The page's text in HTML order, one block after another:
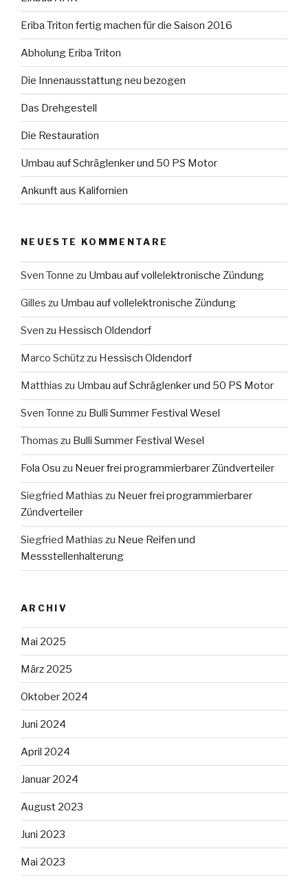
Eriba Triton fertig machen für die Saison 2016
Abholung Eriba Triton
Die Innenausstattung neu bezogen
Das Drehgestell
Die Restauration
Umbau auf Schräglenker und 50 PS Motor
Ankunft aus Kalifornien
NEUESTE KOMMENTARE
Sven Tonne zu Umbau auf vollelektronische Zündung
Gilles zu Umbau auf vollelektronische Zündung
Sven zu Hessisch Oldendorf
Marco Schützzu Hessisch Oldendorf
Matthias zu Umbau auf Schräglenker und 50 PS Motor
Sven Tonne zu Bulli Summer Festival Wesel
Thomas zu Bulli Summer Festival Wesel
Fola Osu zu Neuer frei programmierbarer Zündverteiler
Siegfried Mathias zu Neuer frei programmierbarer
Zündverteiler
Siegfried Mathias zu Neue Reifen und
Messstellenhalterung
ARCHIV
Mai 2025
März 2025
Oktober 2024
Juni 2024
April 2024
Januar 2024
August 2023
Juni 2023
Mai 2023